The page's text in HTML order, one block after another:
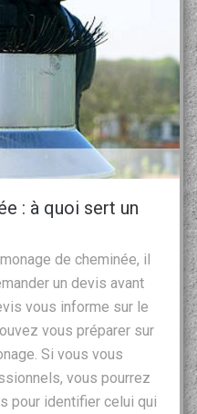
: à quoi sert un
de cheminée, il
un devis avant
vous informe sur le
vous préparer sur
Si vous vous
vous pourrez
pour identifier celui qui